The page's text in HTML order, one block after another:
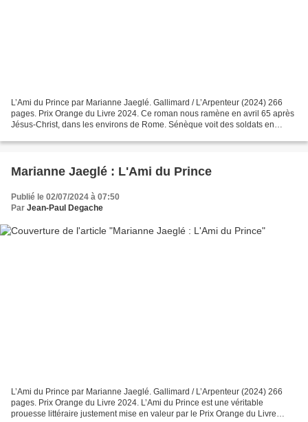
L’Ami du Prince par Marianne Jaeglé. Gallimard / L’Arpenteur (2024) 266
pages. Prix Orange du Livre 2024. Ce roman nous ramène en avril 65 après
Jésus-Christ, dans les environs de Rome. Sénèque voit des soldats en
Marianne Jaeglé : L'Ami du Prince
Publié le 02/07/2024 à 07:50
Par Jean-Paul Degache
L’Ami du Prince par Marianne Jaeglé. Gallimard / L’Arpenteur (2024) 266
pages. Prix Orange du Livre 2024. L’Ami du Prince est une véritable
prouesse littéraire justement mise en valeur par le Prix Orange du Livre